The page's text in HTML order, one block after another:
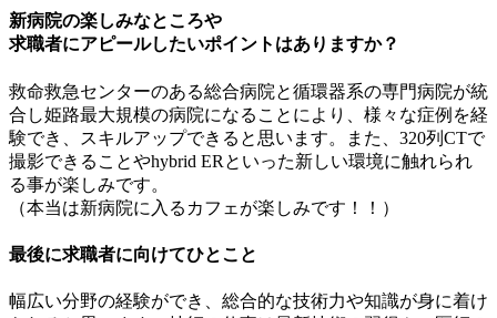
新病院の楽しみなところや
求職者にアピールしたいポイントはありますか？
救命救急センターのある総合病院と循環器系の専門病院が統
合し姫路最大規模の病院になることにより、様々な症例を経
験でき、スキルアップできると思います。また、320列CTで
撮影できることやhybrid ERといった新しい環境に触れられ
る事が楽しみです。
（本当は新病院に入るカフェが楽しみです！！）
最後に求職者に向けてひとこと
幅広い分野の経験ができ、総合的な技術力や知識が身に着け